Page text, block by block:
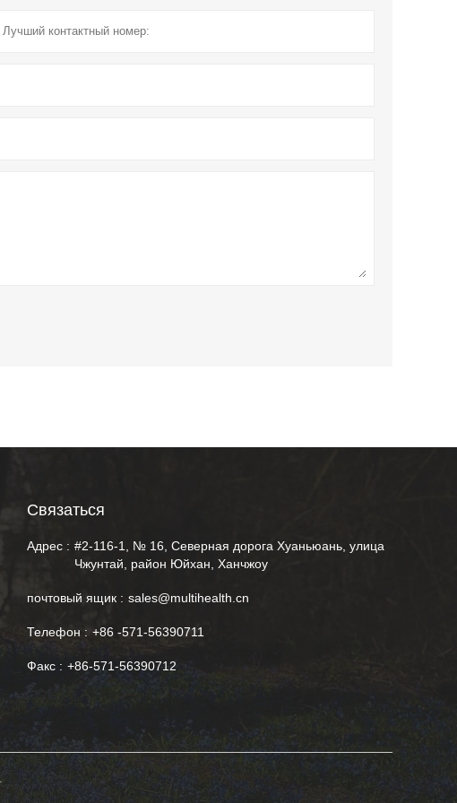
Cвязаться
Адрес : #2-116-1, № 16, Северная дорога Хуаньюань, улица
Чжунтай, район Юйхан, Ханчжоу
почтовый ящик : sales@multihealth.cn
Телефон : +86 -571-56390711
Факс : +86-571-56390712